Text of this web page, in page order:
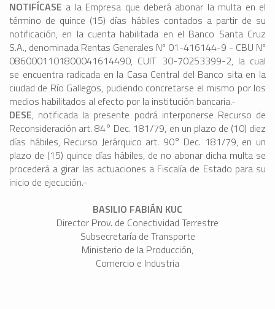
NOTIFÍCASE a la Empresa que deberá abonar la multa en el
término de quince (15) días hábiles contados a partir de su
notificación, en la cuenta habilitada en el Banco Santa Cruz
S.A., denominada Rentas Generales Nº 01-416144-9 - CBU Nº
0860001101800041614490, CUIT 30-70253399-2, la cual
se encuentra radicada en la Casa Central del Banco sita en la
ciudad de Río Gallegos, pudiendo concretarse el mismo por los
medios habilitados al efecto por la institución bancaria.-
DESE, notificada la presente podrá interponerse Recurso de
Reconsideración art. 84° Dec. 181/79, en un plazo de (10) diez
días hábiles, Recurso Jerárquico art. 90° Dec. 181/79, en un
plazo de (15) quince días hábiles, de no abonar dicha multa se
procederá a girar las actuaciones a Fiscalía de Estado para su
inicio de ejecución.-
BASILIO FABIÁN KUC
Director Prov. de Conectividad Terrestre
Subsecretaría de Transporte
Ministerio de la Producción,
Comercio e Industria